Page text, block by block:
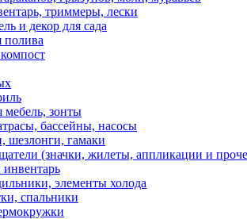
триммеры, лески
и декор для сада
полива
мебель, зонты
бассейны, насосы
шезлонги, гамаки
(значки, жилеты, аппликации и
элементы холода
спальники